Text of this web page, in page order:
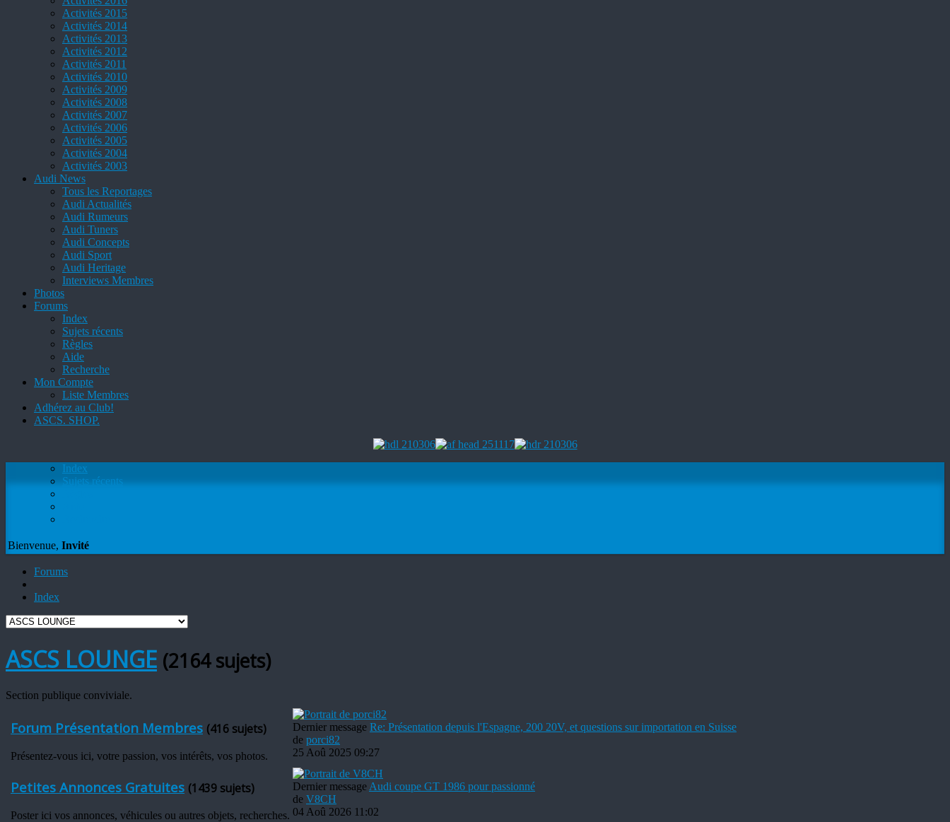
Activités 2015
Activités 2014
Activités 2013
Activités 2012
Activités 2011
Activités 2010
Activités 2009
Activités 2008
Activités 2007
Activités 2006
Activités 2005
Activités 2004
Activités 2003
Audi News
Tous les Reportages
Audi Actualités
Audi Rumeurs
Audi Tuners
Audi Concepts
Audi Sport
Audi Heritage
Interviews Membres
Photos
Forums
Index
Sujets récents
Règles
Aide
Recherche
Mon Compte
Liste Membres
Adhérez au Club!
ASCS. SHOP.
Index
Sujets récents
Bienvenue, Invité
Forums
Index
ASCS LOUNGE (2164 sujets)
Section publique conviviale.
Forum Présentation Membres (416 sujets)
Présentez-vous ici, votre passion, vos intérêts, vos photos.
Dernier message Re: Présentation depuis l'Espagne, 200 20V, et questions sur importation en Suisse
de porci82
25 Aoû 2025 09:27
Petites Annonces Gratuites (1439 sujets)
Poster ici vos annonces, véhicules ou autres objets, recherches.
Dernier message Audi coupe GT 1986 pour passionné
de V8CH
04 Aoû 2026 11:02